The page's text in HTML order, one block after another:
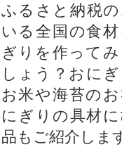
ふるさと納税
いる全国の食
ぎりを作って
しょう？おに
お米や海苔の
にぎりの具材
品もご紹介しま